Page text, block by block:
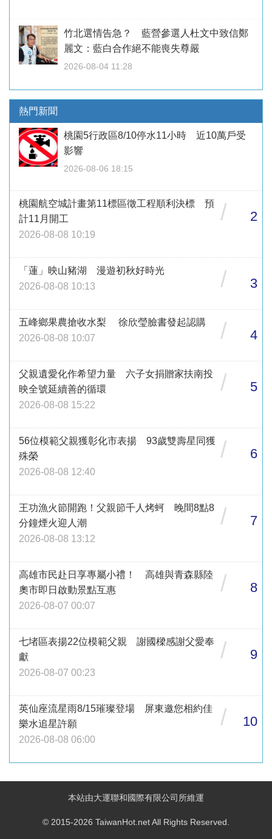
竹北選情告急？ 藍營參選人杜文中致信鄭
麗文：藍白合作絕不能喪失尊嚴
2026-08-04 11:28
熱門新聞
桃園5行政區8/10停水11小時 近10萬戶受
影響
2026-08-06 18:15
桃園航空城計畫第11標區徵工程順利決標 預
計11月開工
2026-08-08 10:19
/ 2
「蓮」映山豬湖 漫遊初秋好時光
2026-08-08 10:13
/ 3
五峰鄉果農搶收水梨 徐欣瑩臉書發起認購
2026-08-08 10:07
/ 4
父親遺愛化作希望力量 六子女捐贈家扶南投
映全號延續善的循環
2026-08-08 15:22
/ 5
56位模範父親獲彰化市表揚 93歲雙壽星同獲
殊榮
2026-08-08 12:40
/ 6
王功漁火節開跑！父親節千人烤蚵 晚間8點8
分鐘煙火迎人潮
2026-08-08 13:12
/ 7
高雄市民赴日享專屬小禮！ 高雄與青森縣陸
奧市即日啟動景點互惠
2026-08-07 00:07
/ 8
七堵區表揚22位模範父親 謝國樑感謝父愛奉
獻
2026-08-07 00:23
/ 9
英仙座流星雨8/15璀璨登場 屏東邀您相約佳
樂水追星許願
2026-08-08 06:00
/ 10
本站由大運聯和國際有限公司所維運
© 2015-2026 TaiwanHot.net All Rights Reserved.